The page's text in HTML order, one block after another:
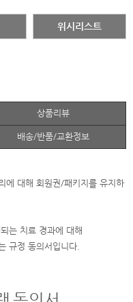
위시리스트
상품리뷰
배송/반품/교환정보
에 대해 회원권/패키지를 유지하
는 치료 경과에 대해
규정 동의서입니다.